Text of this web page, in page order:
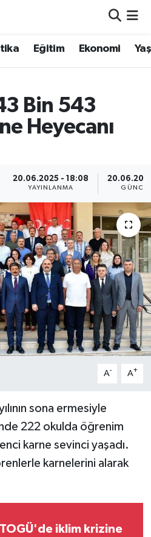
Eğitim Ekonomi
Bin 543
Heyecanı
20.06.2025 - 18:08
YAYINLANMA
A- A+
sona ermesiyle
222 okulda öğrenim
karne sevinci yaşadı.
karnelerini alarak
TOGÜ'de iklim krizine
ve Fikstür